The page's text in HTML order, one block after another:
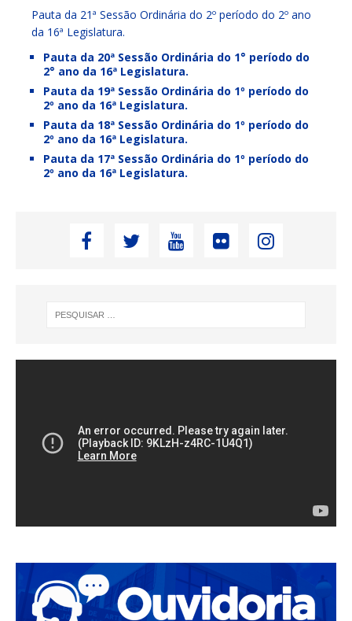
Pauta da 21ª Sessão Ordinária do 2º período do 2º ano
da 16ª Legislatura.
Pauta da 20ª Sessão Ordinária do 1° período do
2° ano da 16ª Legislatura.
Pauta da 19ª Sessão Ordinária do 1º período do
2º ano da 16ª Legislatura.
Pauta da 18ª Sessão Ordinária do 1º período do
2º ano da 16ª Legislatura.
Pauta da 17ª Sessão Ordinária do 1º período do
2º ano da 16ª Legislatura.